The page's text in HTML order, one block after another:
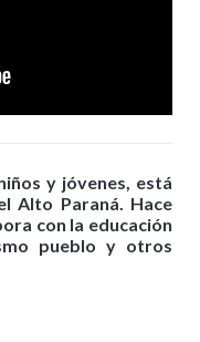
y jóvenes, está
Alto Paraná. Hace
con la educación
pueblo y otros